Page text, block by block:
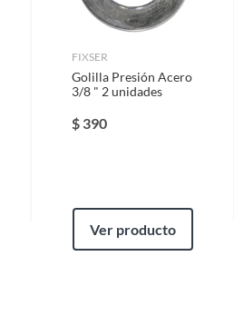
FIXSER
Golilla Presión Acero
3/8 " 2 unidades
$ 390
Ver producto